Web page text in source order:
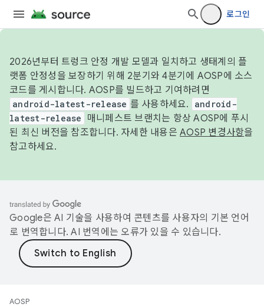
로그인
2026년부터 트렁크 안정 개발 모델과 일치하고 생태계의 플
랫폼 안정성을 보장하기 위해 2분기와 4분기에 AOSP에 소스
코드를 게시합니다. AOSP를 빌드하고 기여하려면
android-latest-release 를 사용하세요.
android-
latest-release
매니페스트 브랜치는 항상 AOSP에 푸시
된 최신 버전을 참조합니다. 자세한 내용은 AOSP 변경사항을
참고하세요.
Google은 AI 기술을 사용하여 콘텐츠를 사용자의 기본 언어
로 번역합니다. AI 번역에는 오류가 있을 수 있습니다.
AOSP